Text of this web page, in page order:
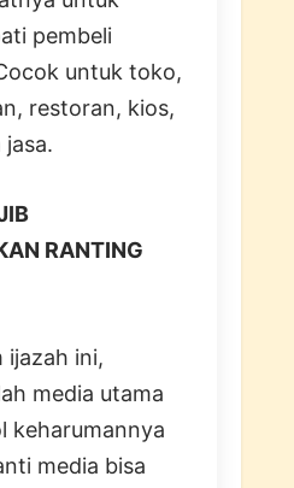
pembeli
untuk toko,
restoran, kios,
jasa.
RANTING
ijazah ini,
media utama
keharumannya
media bisa